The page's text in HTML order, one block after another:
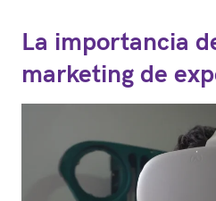
La importancia
marketing de